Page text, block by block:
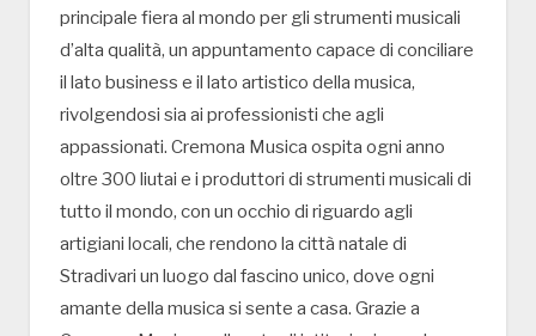
principale fiera al mondo per gli strumenti musicali
d’alta qualità, un appuntamento capace di conciliare
il lato business e il lato artistico della musica,
rivolgendosi sia ai professionisti che agli
appassionati. Cremona Musica ospita ogni anno
oltre 300 liutai e i produttori di strumenti musicali di
tutto il mondo, con un occhio di riguardo agli
artigiani locali, che rendono la città natale di
Stradivari un luogo dal fascino unico, dove ogni
amante della musica si sente a casa. Grazie a